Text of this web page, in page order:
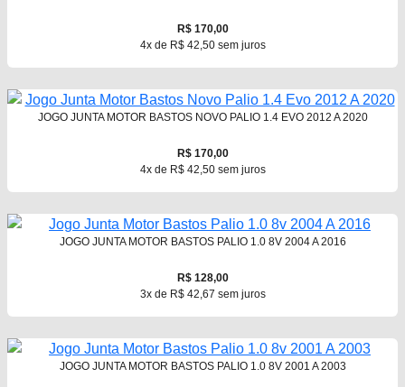
R$ 170,00
4x de R$ 42,50 sem juros
JOGO JUNTA MOTOR BASTOS NOVO PALIO 1.4 EVO 2012 A 2020
R$ 170,00
4x de R$ 42,50 sem juros
JOGO JUNTA MOTOR BASTOS PALIO 1.0 8V 2004 A 2016
R$ 128,00
3x de R$ 42,67 sem juros
JOGO JUNTA MOTOR BASTOS PALIO 1.0 8V 2001 A 2003